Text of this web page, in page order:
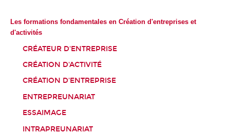
Les formations fondamentales en Création d'entreprises et
d'activités
CRÉATEUR D'ENTREPRISE
CRÉATION D'ACTIVITÉ
CRÉATION D'ENTREPRISE
ENTREPREUNARIAT
ESSAIMAGE
INTRAPREUNARIAT